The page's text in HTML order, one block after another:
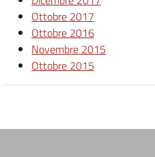
Ottobre 2017
Ottobre 2016
Novembre 2015
Ottobre 2015